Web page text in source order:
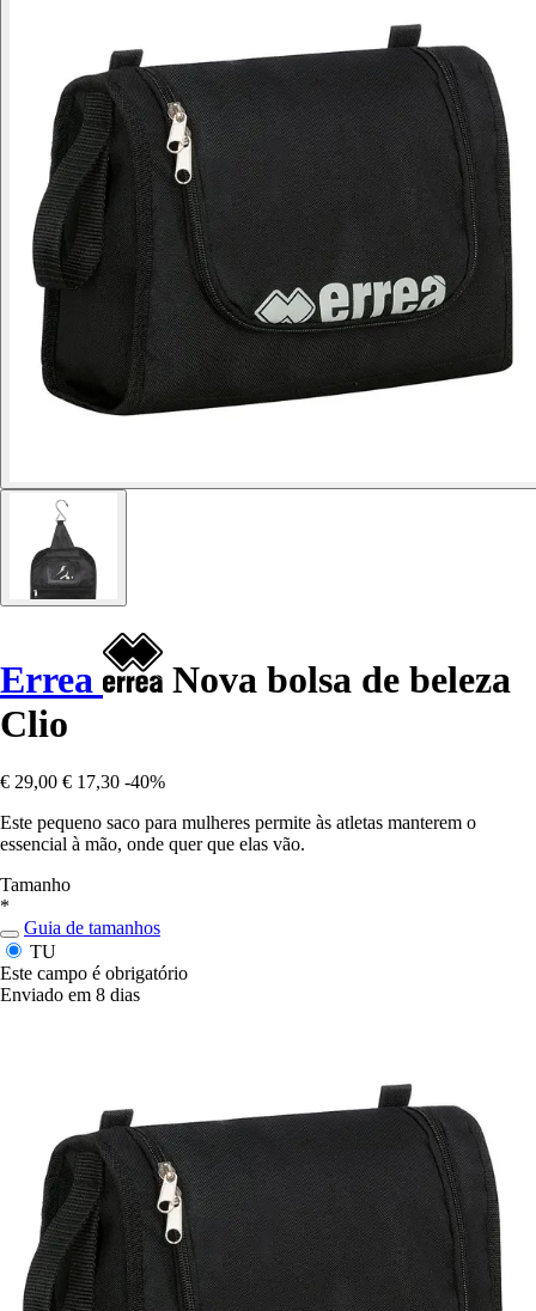
Errea
Nova bolsa de beleza
Clio
€ 29,00 € 17,30 -40%
Este pequeno saco para mulheres permite às atletas manterem o
essencial à mão, onde quer que elas vão.
Tamanho
*
Guia de tamanhos
TU
Este campo é obrigatório
Enviado em 8 dias